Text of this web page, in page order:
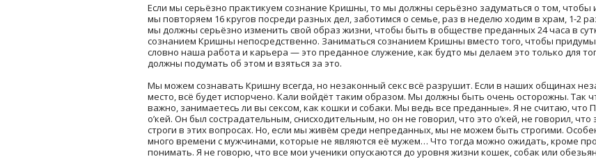
Если мы серьёзно практикуем сознание Кришны, то мы должны серьёзно задуматься о том,
мы повторяем 16 кругов посреди разных дел, заботимся о семье, раз в неделю ходим в храм, 1-2
мы должны серьёзно изменить свой образ жизни, чтобы быть в обществе преданных 24 часа в
сознанием Кришны непосредственно. Заниматься сознанием Кришны вместо того, чтобы
словно наша работа и карьера — это преданное служение, как будто мы делаем это только для
должны подумать об этом и взяться за это.
Мы можем сознавать Кришну всегда, но незаконный секс всё разрушит. Если в наших общинах
место, всё будет испорчено. Кали войдёт таким образом. Мы должны быть очень осторожны. Так
важно, занимаетесь ли вы сексом, как кошки и собаки. Мы ведь все преданные». Я не считаю, что
о’кей. Он был сострадательным, снисходительным, но он не говорил, что это о’кей, не говорил,
строги в этих вопросах. Но, если мы живём среди непреданных, мы не можем быть строгими.
много времени с мужчинами, которые не являются её мужем… Что тогда можно ожидать, кроме
понимать. Я не говорю, что все мои ученики опускаются до уровня жизни кошек, собак или